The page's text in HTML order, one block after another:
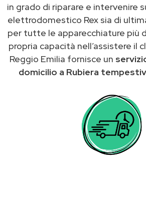
in grado di riparare e intervenire
elettrodomestico Rex sia di
per tutte le apparecchiature più
propria capacità nell’assistere il
Reggio Emilia fornisce un
domicilio a Rubiera